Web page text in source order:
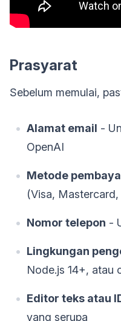
Prasyarat
Sebelum memulai,
Alamat email -
OpenAI
Metode
(Visa, Mastercard,
Nomor telepon -
Lingkungan
Node.js 14+, atau
Editor teks atau
yang serupa